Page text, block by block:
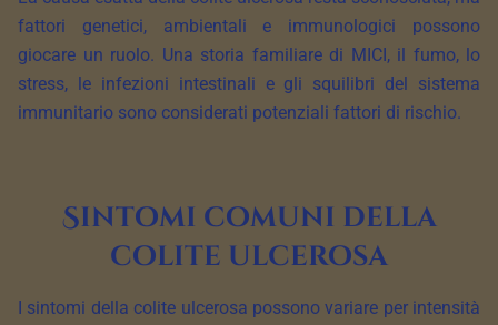
fattori genetici, ambientali e immunologici possono
giocare un ruolo. Una storia familiare di MICI, il fumo, lo
stress, le infezioni intestinali e gli squilibri del sistema
immunitario sono considerati potenziali fattori di rischio.
Sintomi comuni della
colite ulcerosa
I sintomi della colite ulcerosa possono variare per intensità